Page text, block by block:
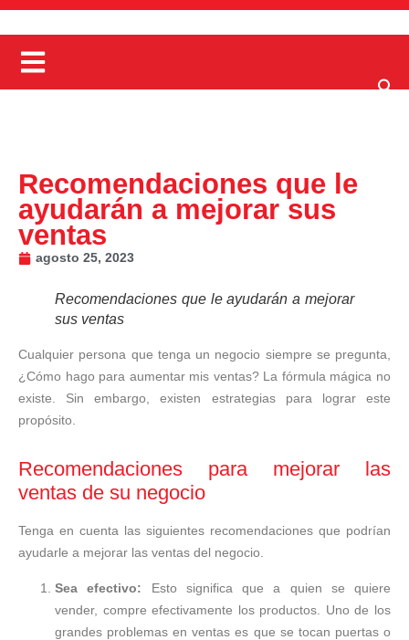
Recomendaciones que le
ayudarán a mejorar sus
ventas
agosto 25, 2023
Recomendaciones que le ayudarán a mejorar
sus ventas
Cualquier persona que tenga un negocio siempre se pregunta,
¿Cómo hago para aumentar mis ventas? La fórmula mágica no
existe. Sin embargo, existen estrategias para lograr este
propósito.
Recomendaciones para mejorar las
ventas de su negocio
Tenga en cuenta las siguientes recomendaciones que podrían
ayudarle a mejorar las ventas del negocio.
Sea efectivo: Esto significa que a quien se quiere
vender, compre efectivamente los productos. Uno de los
grandes problemas en ventas es que se tocan puertas o